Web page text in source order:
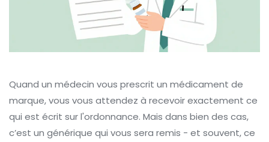
Quand un médecin vous prescrit un médicament de
marque, vous vous attendez à recevoir exactement ce
qui est écrit sur l'ordonnance. Mais dans bien des cas,
c’est un générique qui vous sera remis - et souvent, ce